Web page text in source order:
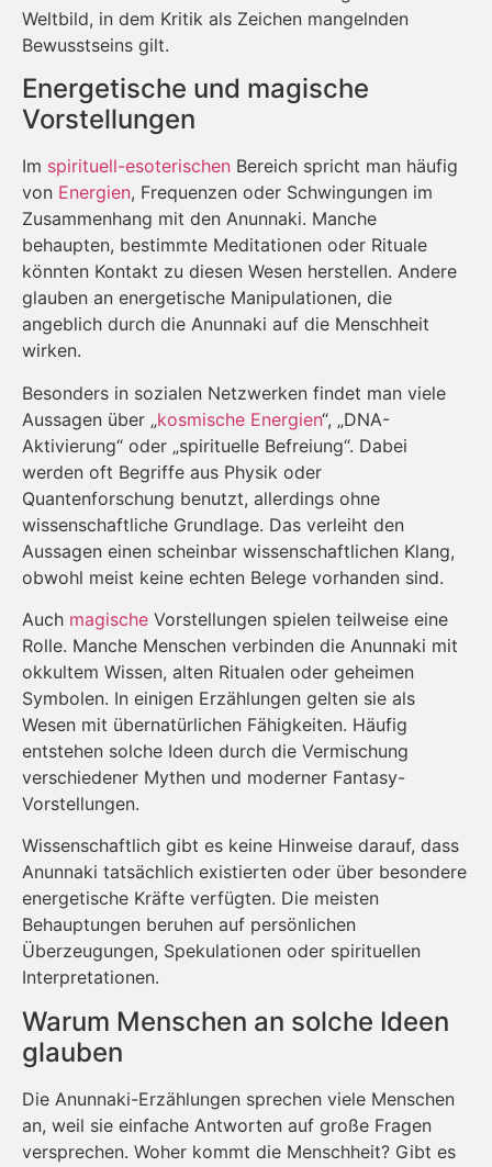
Weltbild, in dem Kritik als Zeichen mangelnden
Bewusstseins gilt.
Energetische und magische
Vorstellungen
Im spirituell-esoterischen Bereich spricht man häufig
von Energien, Frequenzen oder Schwingungen im
Zusammenhang mit den Anunnaki. Manche
behaupten, bestimmte Meditationen oder Rituale
könnten Kontakt zu diesen Wesen herstellen. Andere
glauben an energetische Manipulationen, die
angeblich durch die Anunnaki auf die Menschheit
wirken.
Besonders in sozialen Netzwerken findet man viele
Aussagen über „kosmische Energien“, „DNA-
Aktivierung“ oder „spirituelle Befreiung“. Dabei
werden oft Begriffe aus Physik oder
Quantenforschung benutzt, allerdings ohne
wissenschaftliche Grundlage. Das verleiht den
Aussagen einen scheinbar wissenschaftlichen Klang,
obwohl meist keine echten Belege vorhanden sind.
Auch magische Vorstellungen spielen teilweise eine
Rolle. Manche Menschen verbinden die Anunnaki mit
okkultem Wissen, alten Ritualen oder geheimen
Symbolen. In einigen Erzählungen gelten sie als
Wesen mit übernatürlichen Fähigkeiten. Häufig
entstehen solche Ideen durch die Vermischung
verschiedener Mythen und moderner Fantasy-
Vorstellungen.
Wissenschaftlich gibt es keine Hinweise darauf, dass
Anunnaki tatsächlich existierten oder über besondere
energetische Kräfte verfügten. Die meisten
Behauptungen beruhen auf persönlichen
Überzeugungen, Spekulationen oder spirituellen
Interpretationen.
Warum Menschen an solche Ideen
glauben
Die Anunnaki-Erzählungen sprechen viele Menschen
an, weil sie einfache Antworten auf große Fragen
versprechen. Woher kommt die Menschheit? Gibt es